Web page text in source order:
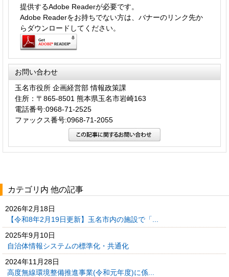
提供するAdobe Readerが必要です。
Adobe Readerをお持ちでない方は、バナーのリンク先か
らダウンロードしてください。
お問い合わせ
玉名市役所 企画経営部 情報政策課
住所：〒865-8501 熊本県玉名市岩崎163
電話番号:0968-71-2525
ファックス番号:0968-71-2055
カテゴリ内 他の記事
2026年2月18日
【令和8年2月19日更新】玉名市内の施設で「...
2025年9月10日
自治体情報システムの標準化・共通化
2024年11月28日
高度無線環境整備推進事業(令和元年度)に係...